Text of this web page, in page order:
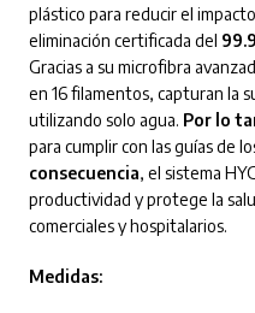
plástico para reducir el
eliminación certificada del
Gracias a su microfibra
en 16 filamentos, capturan la
utilizando solo agua. Por lo
para cumplir con las guías de
consecuencia, el sistema
productividad y protege la
comerciales y hospitalarios.
Medidas: